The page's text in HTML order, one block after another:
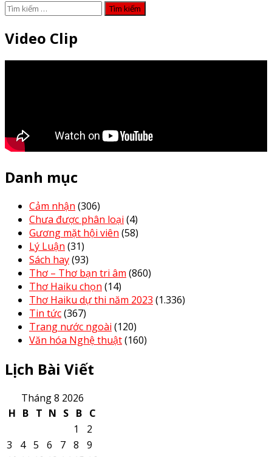
Tìm
cho:
Video Clip
Danh mục
Cảm nhận (306)
Chưa được phân loại (4)
Gương mặt hội viên (58)
Lý Luận (31)
Sách hay(93)
Thơ – Thơ bạn tri âm (860)
Thơ Haiku chọn (14)
Thơ Haiku dự thi năm 2023 (1.336)
Tin tức(367)
Trang nước ngoài (120)
Văn hóa Nghệ thuật(160)
Lịch Bài Viết
Tháng 8 2026
H B T N S B C
1
2
3
4 5 6 7 8
9